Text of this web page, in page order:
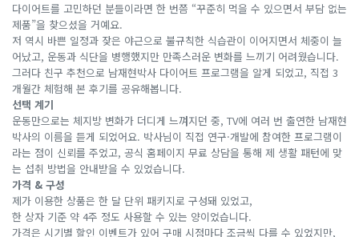
다이어트를 고민하던 분들이라면 한 번쯤 “꾸준히 먹을 수 있으면서 부담 없는
제품”을 찾으셨을 거예요.
저 역시 바쁜 일정과 잦은 야근으로 불규칙한 식습관이 이어지면서 체중이 늘
어났고, 운동과 식단을 병행했지만 만족스러운 변화를 느끼기 어려웠습니다.
그러다 친구 추천으로 남재현박사 다이어트 프로그램을 알게 되었고, 직접 3
개월간 체험해 본 후기를 공유해봅니다.
선택 계기
운동만으로는 체지방 변화가 더디게 느껴지던 중, TV에 여러 번 출연한 남재현
박사의 이름을 듣게 되었어요. 박사님이 직접 연구·개발에 참여한 프로그램이
라는 점이 신뢰를 주었고, 공식 홈페이지 무료 상담을 통해 제 생활 패턴에 맞
는 섭취 방법을 안내받을 수 있었습니다.
가격 & 구성
제가 이용한 상품은 한 달 단위 패키지로 구성돼 있었고,
한 상자 기준 약 4주 정도 사용할 수 있는 양이었습니다.
가격은 시기별 할인 이벤트가 있어 구매 시점마다 조금씩 다를 수 있었지만,